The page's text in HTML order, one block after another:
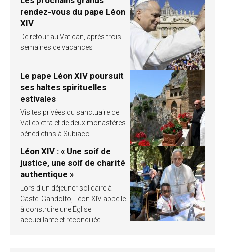
rendez-vous du pape Léon
XIV
De retour au Vatican, après trois
semaines de vacances
Le pape Léon XIV poursuit
ses haltes spirituelles
estivales
Visites privées du sanctuaire de
Vallepietra et de deux monastères
bénédictins à Subiaco
Léon XIV : « Une soif de
justice, une soif de charité
authentique »
Lors d’un déjeuner solidaire à
Castel Gandolfo, Léon XIV appelle
à construire une Église
accueillante et réconciliée